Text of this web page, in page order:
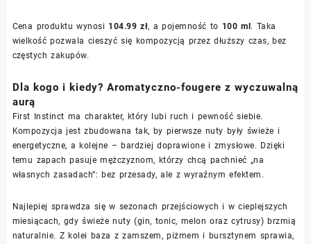
Cena produktu wynosi 104.99 zł, a pojemność to 100 ml. Taka
wielkość pozwala cieszyć się kompozycją przez dłuższy czas, bez
częstych zakupów.
Dla kogo i kiedy? Aromatyczno-fougere z wyczuwalną
aurą
First Instinct ma charakter, który lubi ruch i pewność siebie.
Kompozycja jest zbudowana tak, by pierwsze nuty były świeże i
energetyczne, a kolejne – bardziej doprawione i zmysłowe. Dzięki
temu zapach pasuje mężczyznom, którzy chcą pachnieć „na
własnych zasadach”: bez przesady, ale z wyraźnym efektem.
Najlepiej sprawdza się w sezonach przejściowych i w cieplejszych
miesiącach, gdy świeże nuty (gin, tonic, melon oraz cytrusy) brzmią
naturalnie. Z kolei baza z zamszem, piżmem i bursztynem sprawia,